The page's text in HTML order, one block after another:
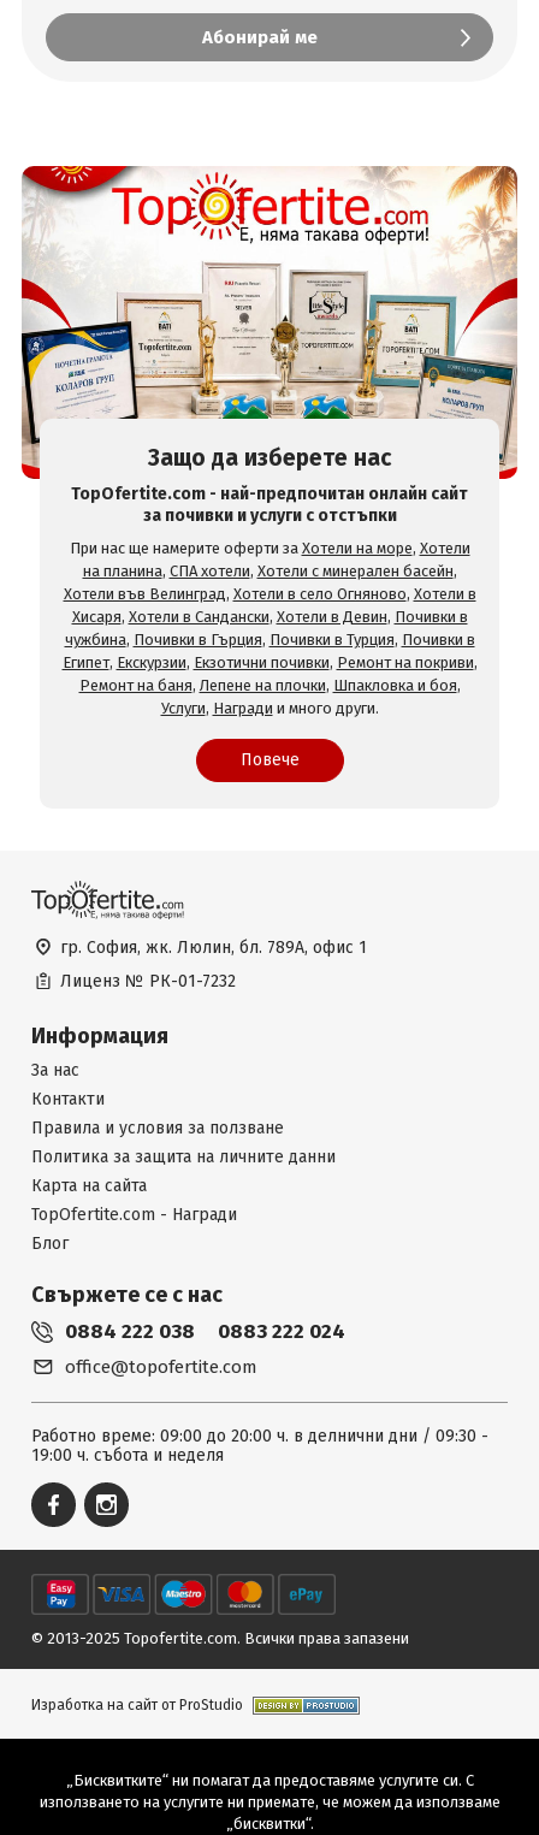
Защо да изберете нас
TopOfertite.com - най-предпочитан онлайн сайт
за почивки и услуги с отстъпки
При нас ще намерите оферти за Хотели на море, Хотели
на планина, СПА хотели, Хотели с минерален басейн,
Хотели във Велинград, Хотели в село Огняново, Хотели в
Хисаря, Хотели в Сандански, Хотели в Девин, Почивки в
чужбина, Почивки в Гърция, Почивки в Турция, Почивки в
Египет, Екскурзии, Екзотични почивки, Ремонт на покриви,
Ремонт на баня, Лепене на плочки, Шпакловка и боя,
Услуги, Награди и много други.
Повече
гр. София, жк. Люлин, бл. 789А, офис 1
Лиценз № РК-01-7232
Информация
За нас
Контакти
Правила и условия за ползване
Политика за защита на личните данни
Карта на сайта
TopOfertite.com - Награди
Блог
Свържете се с нас
0884 222 038 0883 222 024
office@topofertite.com
Работно време: 09:00 до 20:00 ч. в делнични дни / 09:30 -
19:00 ч. събота и неделя
© 2013-2025 Topofertite.com. Всички права запазени
Изработка на сайт от ProStudio
„Бисквитките“ ни помагат да предоставяме услугите си. С
използването на услугите ни приемате, че можем да използваме
„бисквитки“.